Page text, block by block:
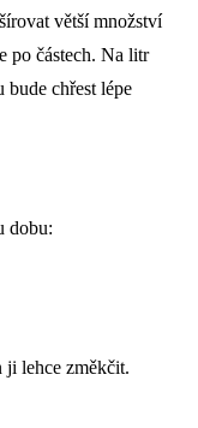
větší množství
po částech. Na litr
chřest lépe
dobu:
ji lehce změkčit.